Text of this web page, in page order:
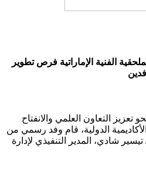
الفنية الإماراتية فرص تطوير
التعاون العلمي والانفتاح
الدولية، قام وفد رسمي من
شادي، المدير التنفيذي لإدارة